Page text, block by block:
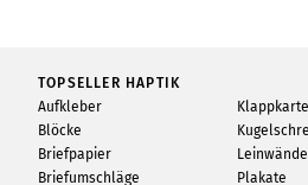
TOPSELLER HAPTIK
Aufkleber
Blöcke
Briefpapier
Briefumschläge
Leinwände
Plakate